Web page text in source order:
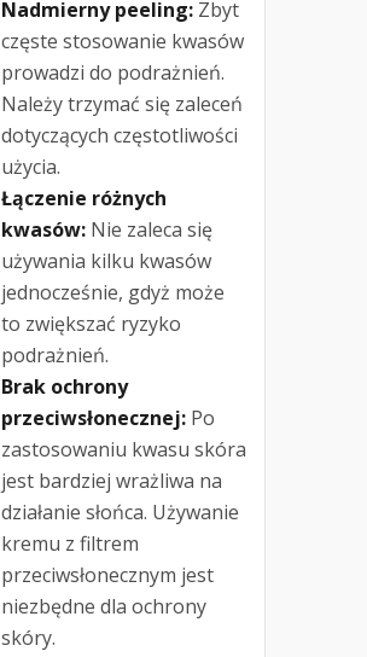
Nadmierny peeling: Zbyt
częste stosowanie kwasów
prowadzi do podrażnień.
Należy trzymać się zaleceń
dotyczących częstotliwości
użycia.
Łączenie różnych
kwasów: Nie zaleca się
używania kilku kwasów
jednocześnie, gdyż może
to zwiększać ryzyko
podrażnień.
Brak ochrony
przeciwsłonecznej: Po
zastosowaniu kwasu skóra
jest bardziej wrażliwa na
działanie słońca. Używanie
kremu z filtrem
przeciwsłonecznym jest
niezbędne dla ochrony
skóry.